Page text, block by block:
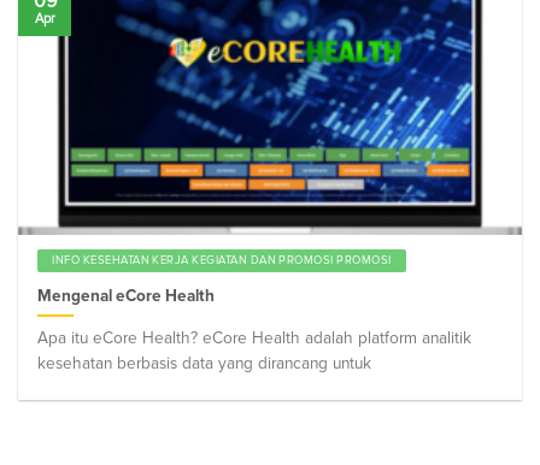
INFO KESEHATAN KERJA KEGIATAN DAN PROMOSI PROMOSI
Mengenal eCore Health
Apa itu eCore Health? eCore Health adalah platform analitik
kesehatan berbasis data yang dirancang untuk
Apr